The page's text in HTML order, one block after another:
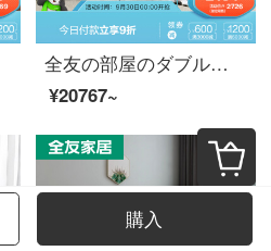
全友の部屋のダブルベッド真ベッド輸入ヘッド層の牛革の柔らかいベッドの中のフレームは現代では簡単で贅沢な大部屋型1.8メートルの主な寝室の結婚ベッド105118 Aベッド1800*2000
¥20767~
購入